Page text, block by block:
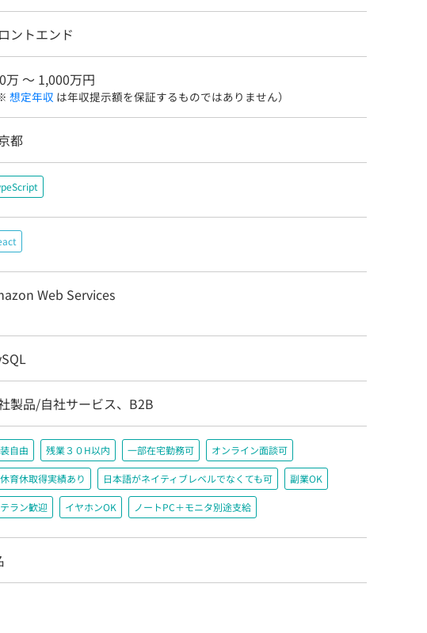
ントエンド
万 〜 1,000万円
想定年収 は年収提示額を保証するものではありません）
都
Web Services
製品/自社サービス、B2B
自由 残業３０H以内 一部在宅勤務可 オンライン面談可
育休取得実績あり 日本語がネイティブレベルでなくても可 副業OK
ラン歓迎 イヤホンOK ノートPC＋モニタ別途支給